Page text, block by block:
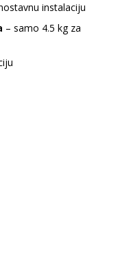
instalaciju
– samo 4.5 kg za